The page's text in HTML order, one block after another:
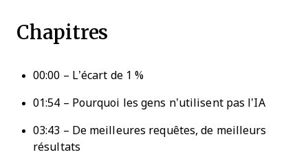
Chapitres
00:00 – L’écart de 1 %
01:54 – Pourquoi les gens n’utilisent pas l’IA
03:43 – De meilleures requêtes, de meilleurs
résultats